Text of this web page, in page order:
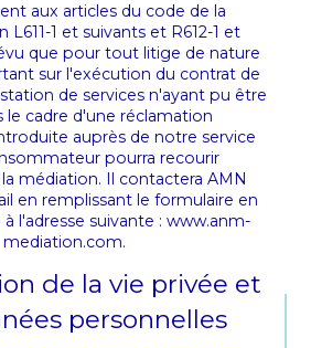
aux articles du code de la
1 et suivants et R612-1 et
que pour tout litige de nature
sur l'exécution du contrat de
de services n'ayant pu être
le cadre d'une réclamation
auprès de notre service
pourra recourir
médiation. Il contactera AMN
en remplissant le formulaire en
l'adresse suivante : www.anm-
mediation.com.
de la vie privée et
personnelles